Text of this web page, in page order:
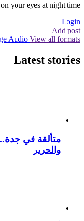
your eyes at night time.
Login
Add post
Audio View all formats
Latest stories
متألقة في
والحرير